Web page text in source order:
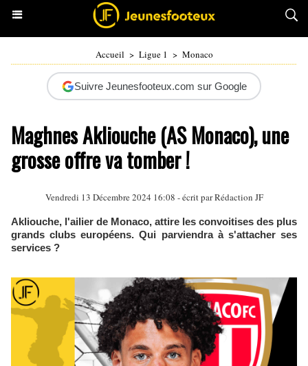
Accueil > Ligue 1 > Monaco
Suivre Jeunesfooteux.com sur Google
Maghnes Akliouche (AS Monaco), une
grosse offre va tomber !
Vendredi 13 Décembre 2024 16:08 - écrit par Rédaction JF
Akliouche, l'ailier de Monaco, attire les convoitises des plus
grands clubs européens. Qui parviendra à s'attacher ses
services ?